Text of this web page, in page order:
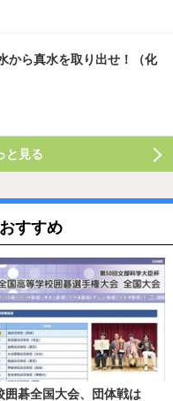
から真水を取り出せ！（化
と見る
すすめ
囲碁全国大会、団体戦は